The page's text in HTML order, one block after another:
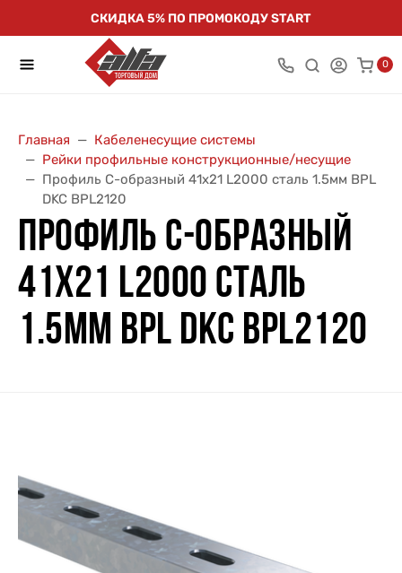
СКИДКА 5% ПО ПРОМОКОДУ START
0
Главная
Кабеленесущие системы
Рейки профильные конструкционные/несущие
Профиль С-образный 41х21 L2000 сталь 1.5мм BPL
DKC BPL2120
ПРОФИЛЬ С-ОБРАЗНЫЙ
41Х21 L2000 СТАЛЬ
1.5ММ BPL DKC BPL2120